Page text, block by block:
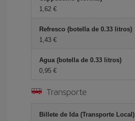
1,62 €
Refresco (botella de 0.33 litros)
1,43 €
Agua (botella de 0.33 litros)
0,95 €
Transporte
Billete de Ida (Transporte Local)